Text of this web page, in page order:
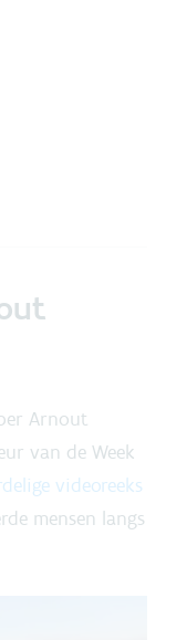
Arnout
van de Week
videoreeks
mensen langs